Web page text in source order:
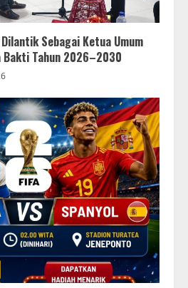
Sebagai Ketua Umum
Bakti Tahun 2026–2030